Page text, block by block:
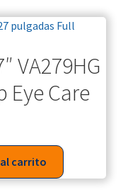
VA279HG
Eye Care
carrito